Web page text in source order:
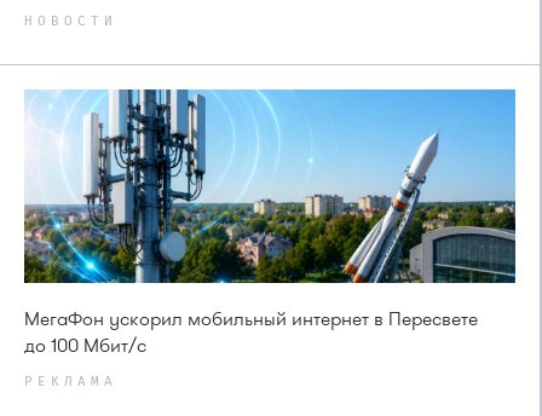
НОВОСТИ
МегаФон ускорил мобильный интернет в Пересвете
до 100 Мбит/с
РЕКЛАМА